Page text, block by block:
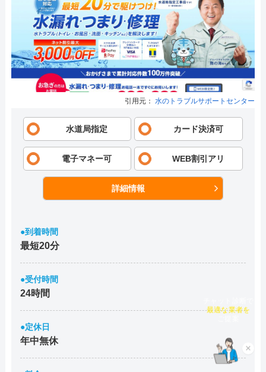
引用元： 水のトラブルサポートセンター
水道局指定 カード決済可
電子マネー可 WEB割引アリ
詳細情報
●到着時間
最短20分
●受付時間
24時間
●定休日
年中無休
×
最適な業者を